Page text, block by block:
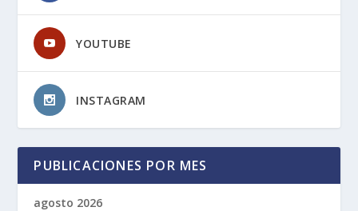
YOUTUBE
INSTAGRAM
PUBLICACIONES POR MES
agosto 2026